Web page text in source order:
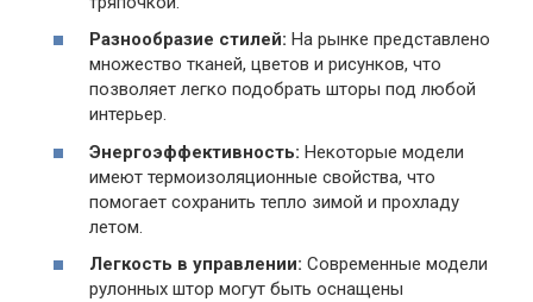
Разнообразие стилей: На рынке представлено
множество тканей, цветов и рисунков, что
позволяет легко подобрать шторы под любой
интерьер.
Энергоэффективность: Некоторые модели
имеют термоизоляционные свойства, что
помогает сохранить тепло зимой и прохладу
летом.
Легкость в управлении: Современные модели
рулонных штор могут быть оснащены